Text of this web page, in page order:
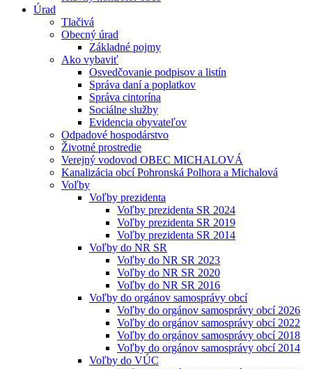
Úrad
Tlačivá
Obecný úrad
Základné pojmy
Ako vybaviť
Osvedčovanie podpisov a listín
Správa daní a poplatkov
Správa cintorína
Sociálne služby
Evidencia obyvateľov
Odpadové hospodárstvo
Životné prostredie
Verejný vodovod OBEC MICHALOVÁ
Kanalizácia obcí Pohronská Polhora a Michalová
Voľby
Voľby prezidenta
Voľby prezidenta SR 2024
Voľby prezidenta SR 2019
Voľby prezidenta SR 2014
Voľby do NR SR
Voľby do NR SR 2023
Voľby do NR SR 2020
Voľby do NR SR 2016
Voľby do orgánov samosprávy obcí
Voľby do orgánov samosprávy obcí 2026
Voľby do orgánov samosprávy obcí 2022
Voľby do orgánov samosprávy obcí 2018
Voľby do orgánov samosprávy obcí 2014
Voľby do VÚC